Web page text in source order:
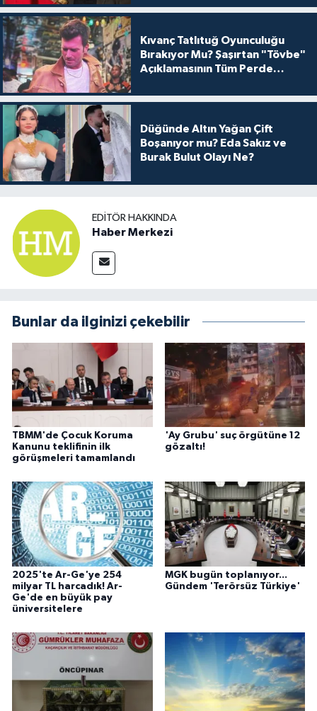
Kıvanç Tatlıtuğ Oyunculuğu
Bırakıyor Mu? Şaşırtan "Tövbe"
Açıklamasının Tüm Perde
Düğünde Altın Yağan Çift
Boşanıyor mu? Eda Sakız ve
Burak Bulut Olayı Ne?
EDITÖR HAKKINDA
Haber Merkezi
Bunlar da ilginizi çekebilir
TBMM'de Çocuk Koruma
Kanunu teklifinin ilk
görüşmeleri tamamlandı
'Ay Grubu' suç örgütüne 12
gözaltı!
2025'te Ar-Ge'ye 254
milyar TL harcadık! Ar-
Ge'de en büyük pay
üniversitelere
MGK bugün toplanıyor...
Gündem 'Terörsüz Türkiye'